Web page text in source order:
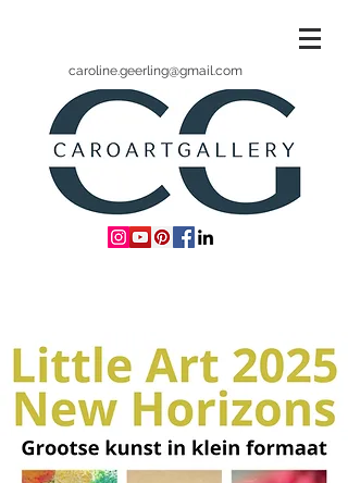
caroline.geerling@gmail.com